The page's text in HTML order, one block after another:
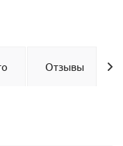
Отзывы